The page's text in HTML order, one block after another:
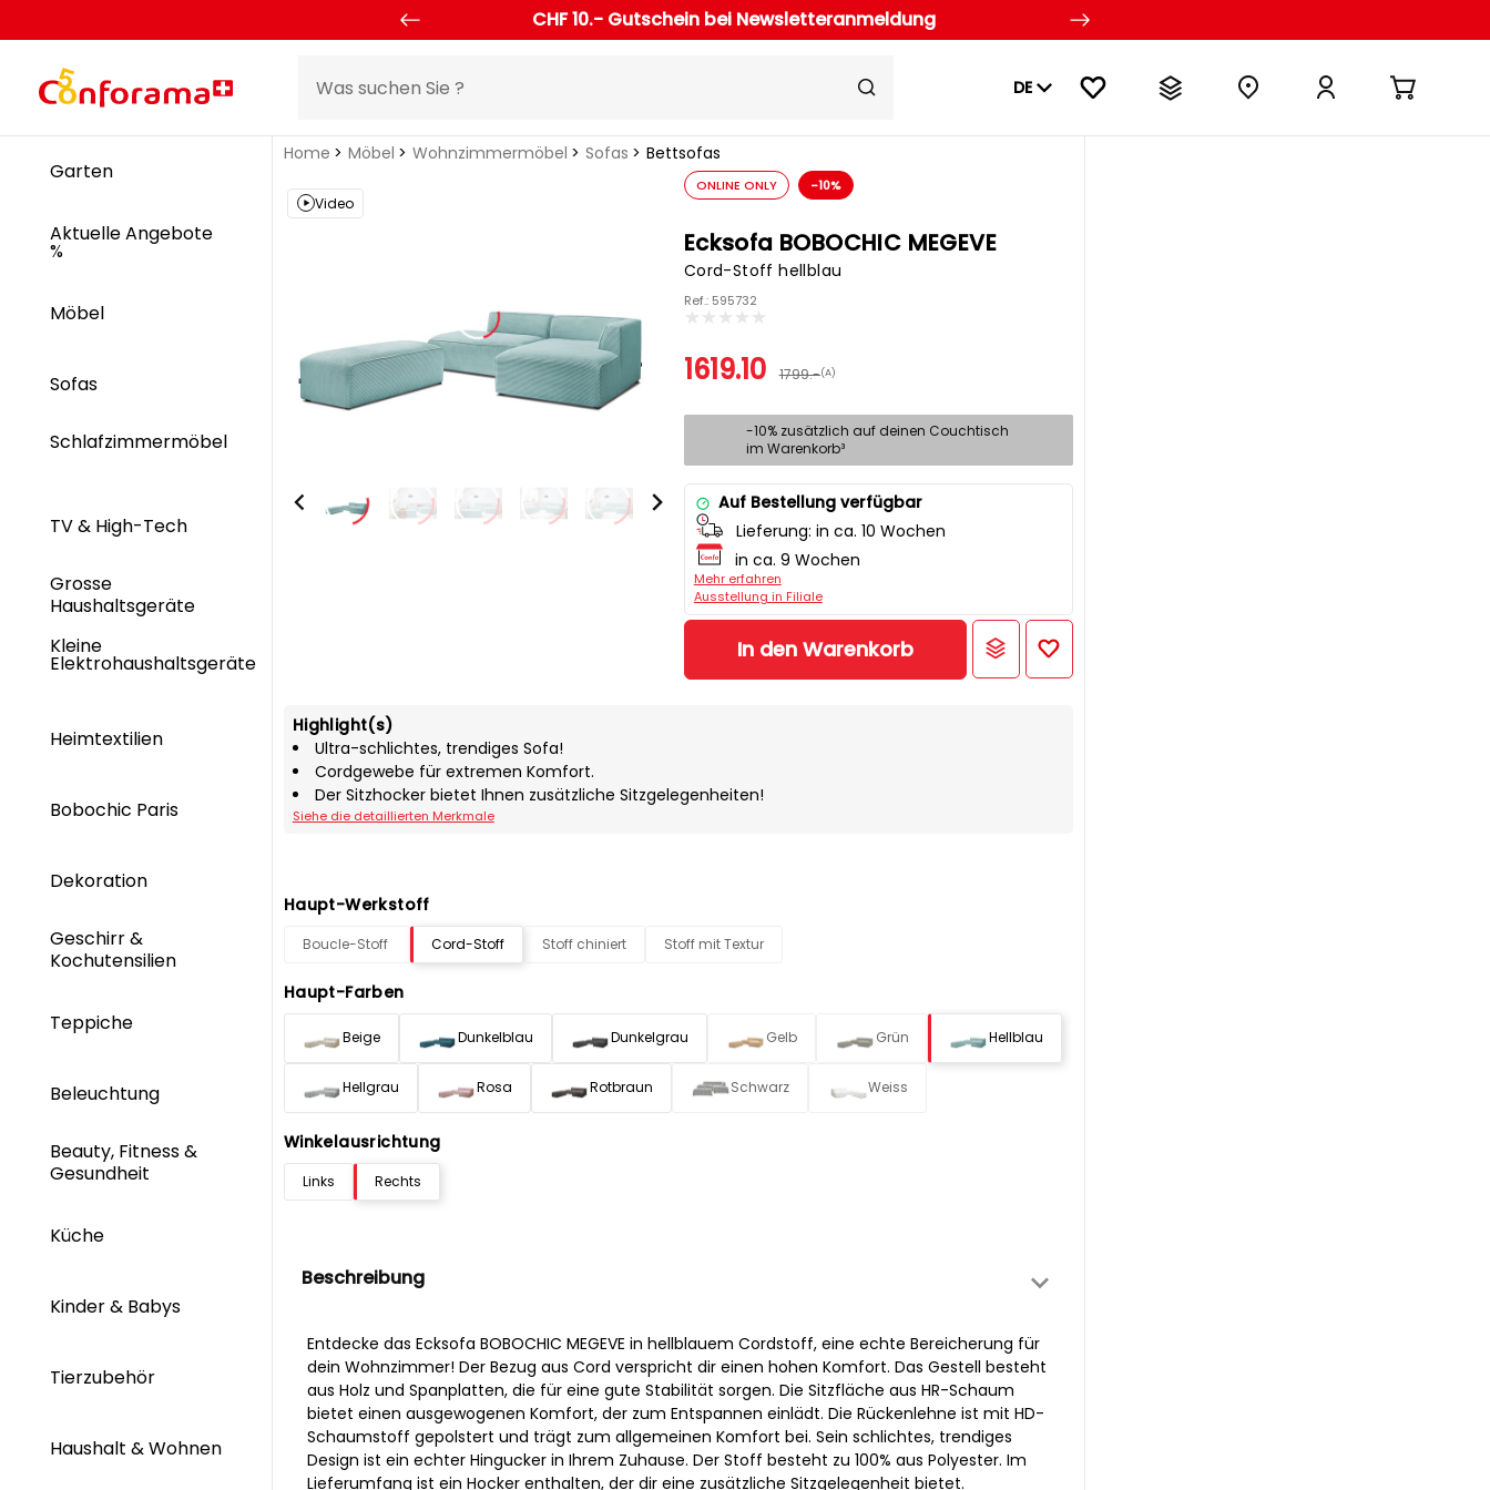
CHF 10.- Gutschein bei Newsletteranmeldung
DE
Garten
Aktuelle Angebote
%
Möbel
Sofas
Schlafzimmermöbel
TV & High-Tech
Grosse
Haushaltsgeräte
Kleine
Elektrohaushaltsgeräte
Heimtextilien
Bobochic Paris
Dekoration
Geschirr &
Kochutensilien
Teppiche
Beleuchtung
Beauty, Fitness &
Gesundheit
Küche
Kinder & Babys
Tierzubehör
Haushalt & Wohnen
Home Möbel Wohnzimmermöbel Sofas Bettsofas
Video
ONLINE ONLY -10%
Ecksofa BOBOCHIC MEGEVE
Cord-Stoff hellblau
Ref.: 595732
1619.10 1799.-(A)
-10% zusätzlich auf deinen Couchtisch
im Warenkorb³
Auf Bestellung verfügbar
Lieferung: in ca. 10 Wochen
in ca. 9 Wochen
Mehr erfahren
Ausstellung in Filiale
In den Warenkorb
Highlight(s)
Ultra-schlichtes, trendiges Sofa!
Cordgewebe für extremen Komfort.
Der Sitzhocker bietet Ihnen zusätzliche Sitzgelegenheiten!
Siehe die detaillierten Merkmale
Haupt-Werkstoff
Boucle-Stoff Cord-Stoff Stoff chiniert Stoff mit Textur
Haupt-Farben
Beige Dunkelblau Dunkelgrau Gelb Grün Hellblau
Hellgrau Rosa Rotbraun Schwarz Weiss
Winkelausrichtung
Links Rechts
Beschreibung
Entdecke das Ecksofa BOBOCHIC MEGEVE in hellblauem Cordstoff, eine echte Bereicherung für
dein Wohnzimmer! Der Bezug aus Cord verspricht dir einen hohen Komfort. Das Gestell besteht
aus Holz und Spanplatten, die für eine gute Stabilität sorgen. Die Sitzfläche aus HR-Schaum
bietet einen ausgewogenen Komfort, der zum Entspannen einlädt. Die Rückenlehne ist mit HD-
Schaumstoff gepolstert und trägt zum allgemeinen Komfort bei. Sein schlichtes, trendiges
Design ist ein echter Hingucker in Ihrem Zuhause. Der Stoff besteht zu 100% aus Polyester. Im
Lieferumfang ist ein Hocker enthalten, der dir eine zusätzliche Sitzgelegenheit bietet.